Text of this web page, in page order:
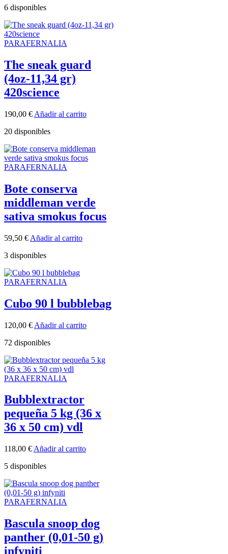
6 disponibles
PARAFERNALIA
The sneak guard
(4oz-11,34 gr)
420science
190,00 € Añadir al carrito
20 disponibles
PARAFERNALIA
Bote conserva
middleman verde
sativa smokus focus
59,50 € Añadir al carrito
3 disponibles
PARAFERNALIA
Cubo 90 l bubblebag
120,00 € Añadir al carrito
72 disponibles
PARAFERNALIA
Bubblextractor
pequeña 5 kg (36 x
36 x 50 cm) vdl
118,00 € Añadir al carrito
5 disponibles
PARAFERNALIA
Bascula snoop dog
panther (0,01-50 g)
infyniti